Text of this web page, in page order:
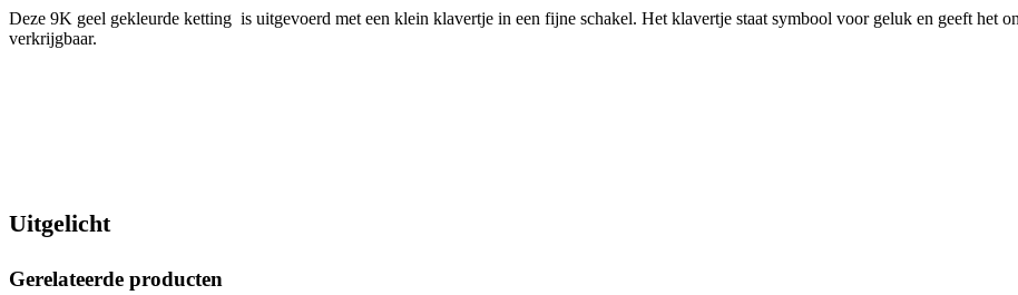
Deze 9K geel gekleurde ketting is uitgevoerd met een klein klavertje in een fijne schakel. Het klavertje staat symbool voor geluk en geeft het
verkrijgbaar.
Uitgelicht
Gerelateerde producten